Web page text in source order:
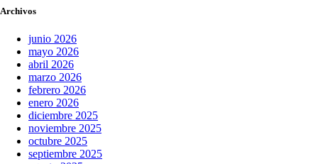
Archivos
junio 2026
mayo 2026
abril 2026
marzo 2026
febrero 2026
enero 2026
diciembre 2025
noviembre 2025
octubre 2025
septiembre 2025